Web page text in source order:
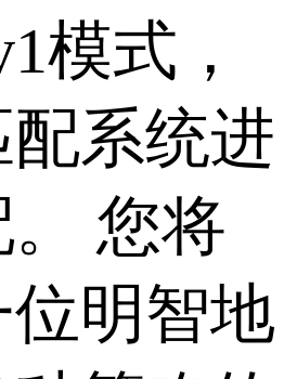
模式，
系统进
您将
明智地